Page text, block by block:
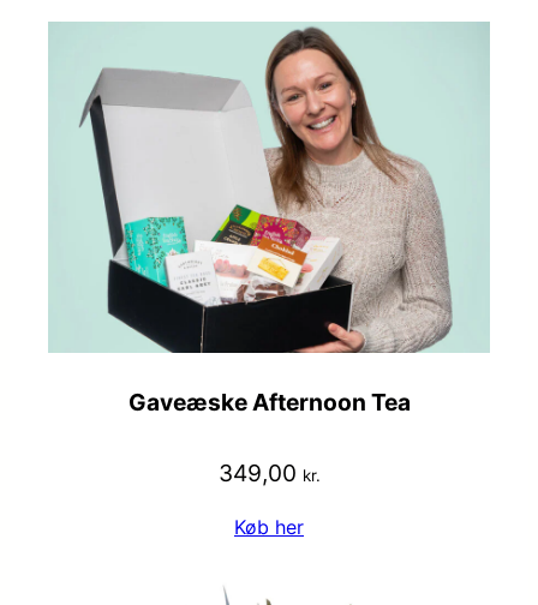
Gaveæske Afternoon Tea
349,00 kr.
Køb her